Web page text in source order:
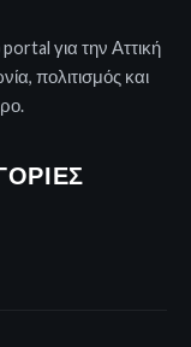
για την Αττική
πολιτισμός και